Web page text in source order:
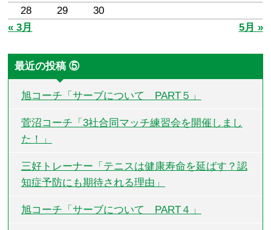
28
29
30
« 3月
5月 »
最近の投稿 ⑤
旭コーチ「サーブについて PART５」
菅沼コーチ「3社合同マッチ練習会を開催しまし
た！」
三好トレーナー「テニスは健康寿命を延ばす？認
知症予防にも期待される理由」
旭コーチ「サーブについて PART４」